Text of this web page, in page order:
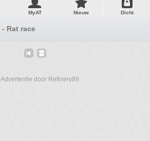
MyAT Nieuw Dicht
- Rat race
door Refinery89